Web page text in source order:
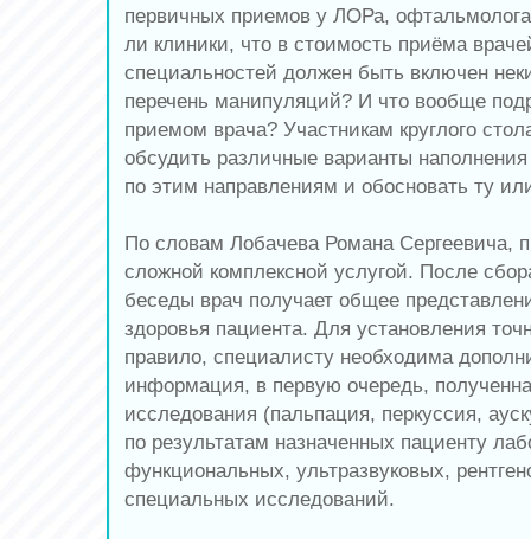
первичных приемов у ЛОРа,
ли клиники, что в стоимость приёма
специальностей должен быть включен
перечень манипуляций? И что вообще
приемом врача? Участникам круглого
обсудить различные варианты
по этим направлениям и обосновать ту
По словам Лобачева Романа Сергеевича,
сложной комплексной услугой. После
беседы врач получает общее
здоровья пациента. Для установления
правило, специалисту необходима
информация, в первую очередь,
исследования (пальпация, перкуссия,
по результатам назначенных пациенту
функциональных, ультразвуковых,
специальных исследований.